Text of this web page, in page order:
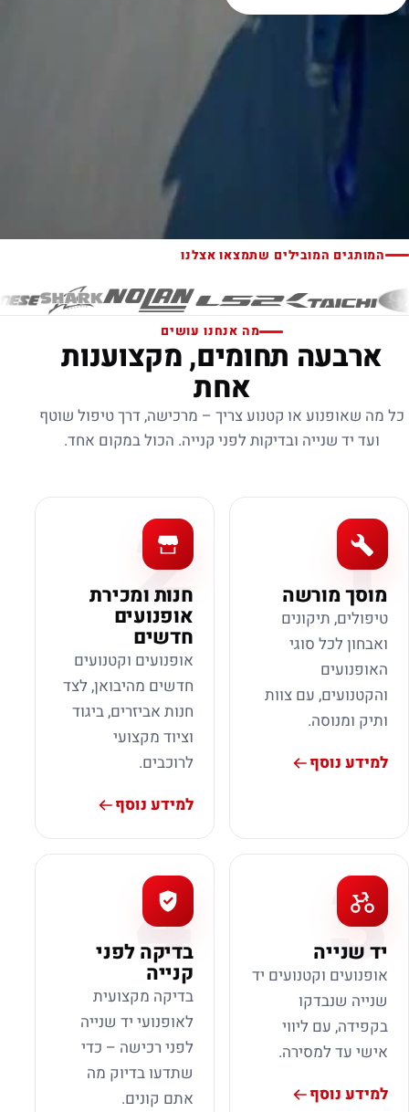
המותגים המובילים שתמצאו אצלנו
מה אנחנו עושים
ארבעה תחומים, מקצוענות
אחת
כל מה שאופנוע או קטנוע צריך – מרכישה, דרך טיפול שוטף
ועד יד שנייה ובדיקות לפני קנייה. הכול במקום אחד.
1
מוסך מורשה
טיפולים, תיקונים
ואבחון לכל סוגי
האופנועים
והקטנועים, עם צוות
ותיק ומנוסה.
למידע נוסף
2
חנות ומכירת
אופנועים
חדשים
אופנועים וקטנועים
חדשים מהיבואן, לצד
חנות אביזרים, ביגוד
וציוד מקצועי
לרוכבים.
למידע נוסף
3
יד שנייה
אופנועים וקטנועים יד
שנייה שנבדקו
בקפידה, עם ליווי
אישי עד למסירה.
למידע נוסף
4
בדיקה לפני
קנייה
בדיקה מקצועית
לאופנועי יד שנייה
לפני רכישה – כדי
שתדעו בדיוק מה
אתם קונים.